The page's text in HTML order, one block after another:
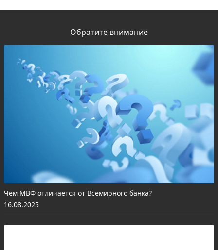
Обратите внимание
Чем МВФ отличается от Всемирного банка?
16.08.2025